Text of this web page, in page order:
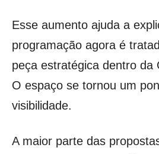
Esse aumento ajuda a
programação agora é
peça estratégica dentro da
O espaço se tornou um
visibilidade.
A maior parte das